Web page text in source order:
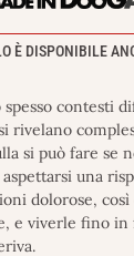
È DISPONIBILE
spesso contesti
rivelano
si può fare se
una
dolorose,
e viverle fino